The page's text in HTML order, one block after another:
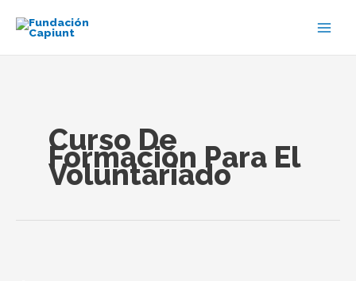
contenido
Curso De
Formación Para El
Voluntariado